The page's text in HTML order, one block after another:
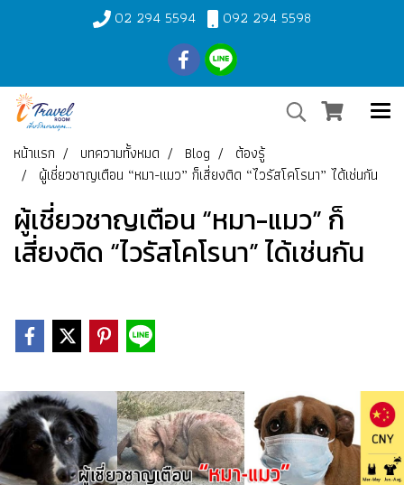
02 294 5594 092 294 5598
หน้าแรก บทความทั้งหมด Blog
ต้องรู้
ผู้เชี่ยวชาญเตือน “หมา-แมว” ก็เสี่ยงติด “ไวรัสโคโรนา” ได้เช่นกัน
ผู้เชี่ยวชาญเตือน “หมา-แมว” ก็
เสี่ยงติด “ไวรัสโคโรนา” ได้เช่นกัน